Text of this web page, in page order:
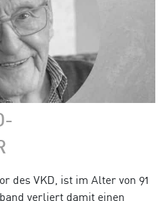
des VKD, ist im Alter von 91
verliert damit einen